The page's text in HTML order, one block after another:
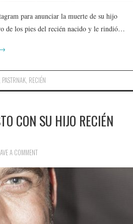
para anunciar la muerte de su hijo
de los pies del recién nacido y le rindió…
PASTRNAK, RECIÉN
CON SU HIJO RECIÉN
A COMMENT